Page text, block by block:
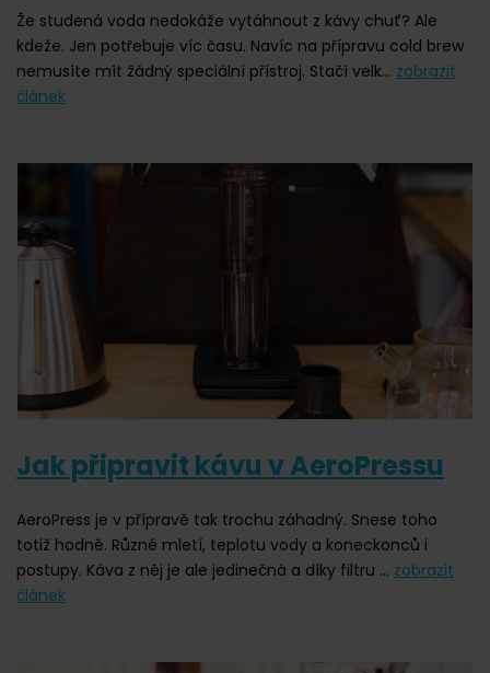
Že studená voda nedokáže vytáhnout z kávy chuť? Ale
kdeže. Jen potřebuje víc času. Navíc na přípravu cold brew
nemusíte mít žádný speciální přístroj. Stačí velk... zobrazit
článek
Jak připravit kávu v AeroPressu
AeroPress je v přípravě tak trochu záhadný. Snese toho
totiž hodně. Různé mletí, teplotu vody a koneckonců i
postupy. Káva z něj je ale jedinečná a díky filtru ... zobrazit
článek